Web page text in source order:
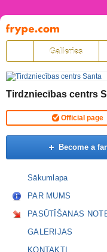
Pāriet
uz
saturu
Galleries
Tirdzniecības centrs
Official page
Become a
Sākumlapa
PAR MUMS
PASŪTĪŠANAS
GALERIJAS
KONTAKTI